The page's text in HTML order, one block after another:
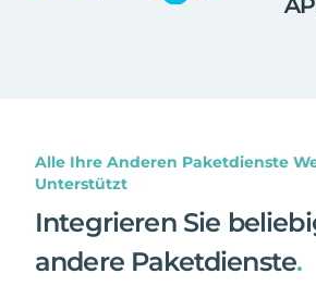
Alle Ihre Anderen Paketdienste
Unterstützt
Integrieren Sie
andere Paketdienste.